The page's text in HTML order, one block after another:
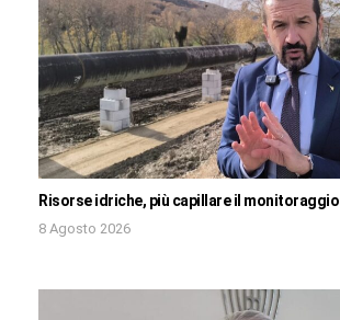
Risorse idriche, più capillare il monitoraggio
8 Agosto 2026